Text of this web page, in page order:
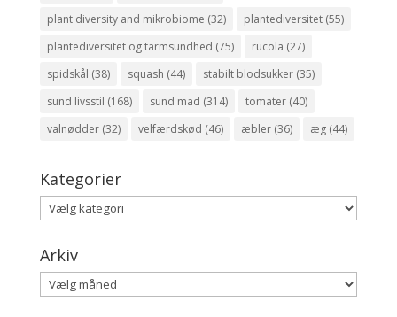
plant diversity and mikrobiome (32) plantediversitet(55)
plantediversitet og tarmsundhed (75) rucola (27)
spidskål (38) squash (44) stabilt blodsukker(35)
sund livsstil (168) sund mad (314) tomater(40)
valnødder(32) velfærdskød (46) æbler(36) æg(44)
Kategorier
Kategorier
Arkiv
Arkiv